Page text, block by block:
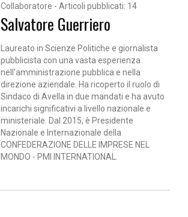
Collaboratore - Articoli pubblicati: 14
Salvatore Guerriero
Laureato in Scienze Politiche e giornalista
pubblicista con una vasta esperienza
nell'amministrazione pubblica e nella
direzione aziendale. Ha ricoperto il ruolo di
Sindaco di Avella in due mandati e ha avuto
incarichi significativi a livello nazionale e
ministeriale. Dal 2015, è Presidente
Nazionale e Internazionale della
CONFEDERAZIONE DELLE IMPRESE NEL
MONDO - PMI INTERNATIONAL.